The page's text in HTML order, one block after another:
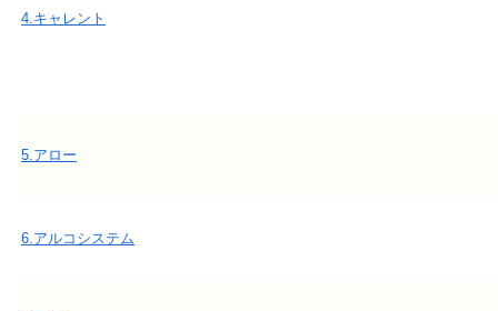
4.キャレント
5.アロー
6.アルコシステム